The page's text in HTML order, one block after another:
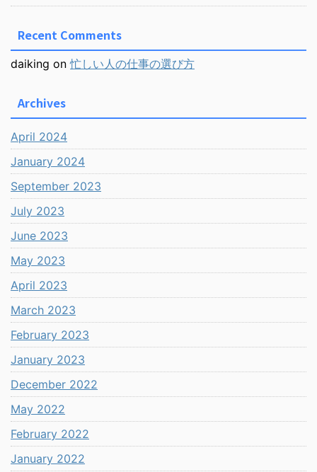
Recent Comments
daiking on忙しい人の仕事の選び方
Archives
April 2024
January 2024
September 2023
July 2023
June 2023
May 2023
April 2023
March 2023
February 2023
January 2023
December 2022
May 2022
February 2022
January 2022